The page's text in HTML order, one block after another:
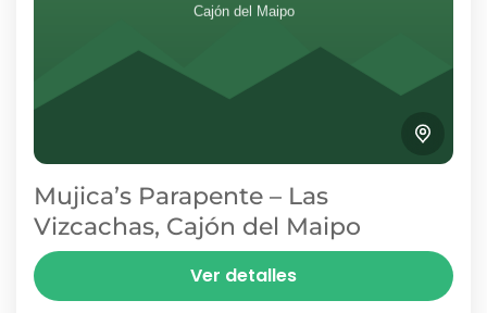
Mujica’s Parapente – Las
Vizcachas, Cajón del Maipo
Mujica´s Parapente es uno de los operadores
con más trayectoria del Cajón del Maipo, con
Ver detalles